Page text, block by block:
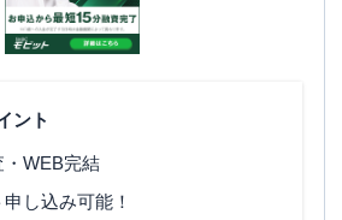
ント
・WEB完結
し込み可能！